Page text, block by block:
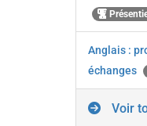
Anglais :
échanges
Voir